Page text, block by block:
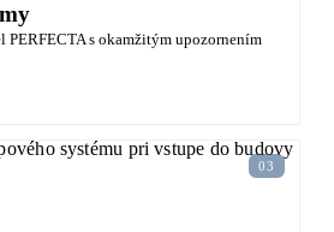
PERFECTA s okamžitým upozornením
03